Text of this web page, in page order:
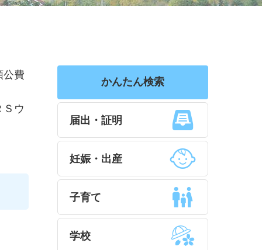
費
ウ
かんたん検索
届出・証明
妊娠・出産
子育て
学校